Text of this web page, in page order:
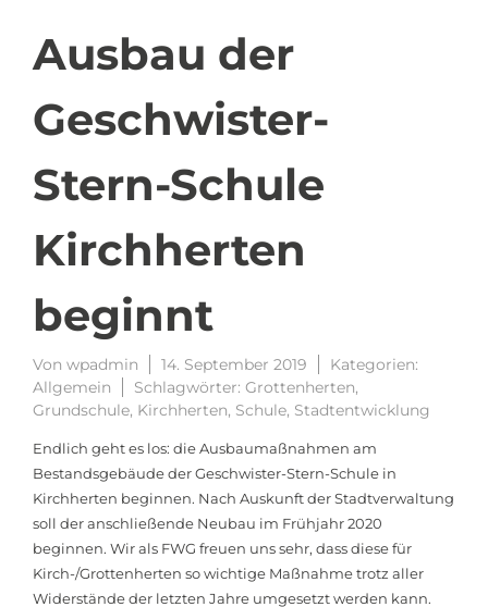
Ausbau der
Geschwister-
Stern-Schule
Kirchherten
beginnt
Von wpadmin 14. September 2019
Kategorien:
Allgemein
Schlagwörter: Grottenherten,
Grundschule, Kirchherten, Schule, Stadtentwicklung
Endlich geht es los: die Ausbaumaßnahmen am
Bestandsgebäude der Geschwister-Stern-Schule in
Kirchherten beginnen. Nach Auskunft der Stadtverwaltung
soll der anschließende Neubau im Frühjahr 2020
beginnen. Wir als FWG freuen uns sehr, dass diese für
Kirch-/Grottenherten so wichtige Maßnahme trotz aller
Widerstände der letzten Jahre umgesetzt werden kann.